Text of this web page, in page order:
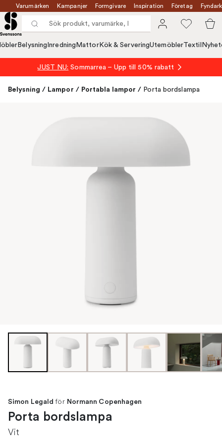
Varumärken Kampanjer Formgivare Inspiration Företag
Belysning Inredning MattorKök & ServeringUtemöblerTextil
JUST NU: Sommarrea – Upp till 50% rabatt
Belysning / Lampor / Portabla lampor / Porta bordslampa
Simon Legald för Normann Copenhagen
Porta bordslampa
Vit